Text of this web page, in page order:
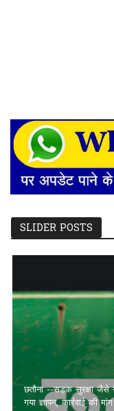
SLIDER POSTS
छतौना --सड़क सुरक्षा जैसे
गया ज्ञापन, कार्रवाई की